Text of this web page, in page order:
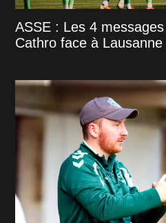
ASSE : Les 4
Cathro face à Lausanne